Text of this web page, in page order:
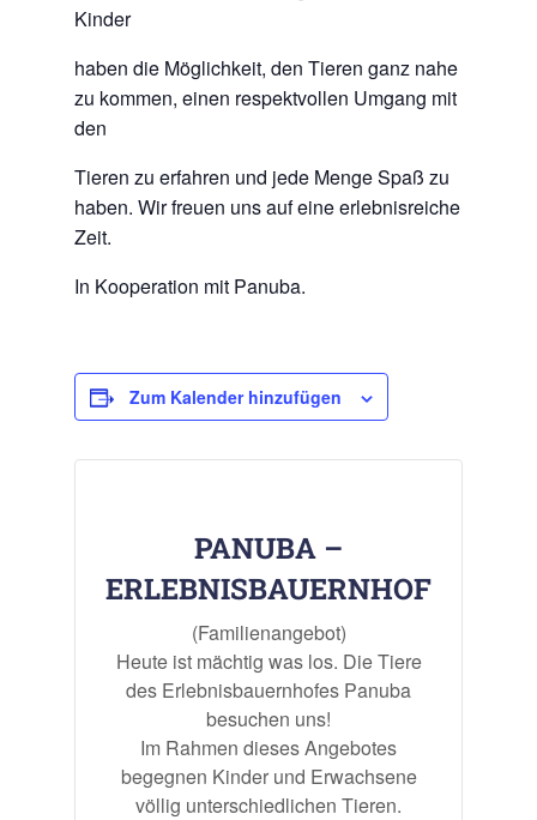
Kinder
haben die Möglichkeit, den Tieren ganz nahe
zu kommen, einen respektvollen Umgang mit
den
Tieren zu erfahren und jede Menge Spaß zu
haben. Wir freuen uns auf eine erlebnisreiche
Zeit.
In Kooperation mit Panuba.
Zum Kalender hinzufügen
PANUBA –
ERLEBNISBAUERNHOF
(Familienangebot)
Heute ist mächtig was los. Die Tiere
des Erlebnisbauernhofes Panuba
besuchen uns!
Im Rahmen dieses Angebotes
begegnen Kinder und Erwachsene
völlig unterschiedlichen Tieren.